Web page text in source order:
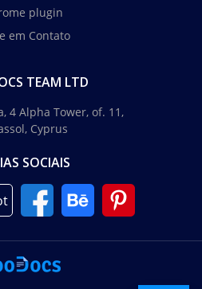
plugin
em Contato
TEAM LTD
4 Alpha Tower, of. 11,
Cyprus
SOCIAIS